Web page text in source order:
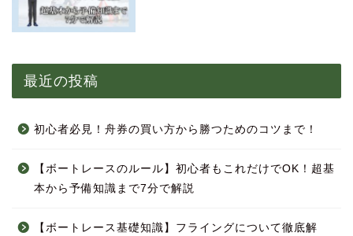
最近の投稿
初心者必見！舟券の買い方から勝つためのコツまで！
【ボートレースのルール】初心者もこれだけでOK！超基
本から予備知識まで7分で解説
【ボートレース基礎知識】フライングについて徹底解